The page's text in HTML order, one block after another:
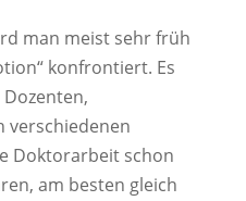
man meist sehr früh
konfrontiert. Es
verschiedenen
Doktorarbeit schon
am besten gleich